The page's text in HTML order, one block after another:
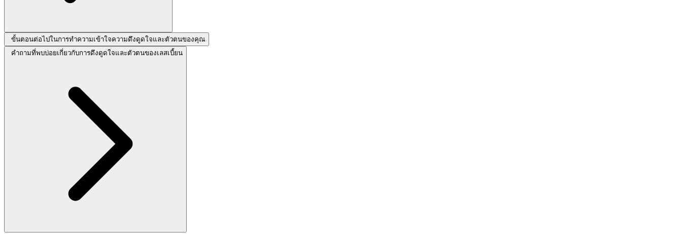
ขั้นตอนต่อไปในการทำความเข้าใจความดึงดูดใจและตัวตนของคุณ
คำถามที่พบบ่อยเกี่ยวกับการดึงดูดใจและตัวตนของเลสเบี้ยน